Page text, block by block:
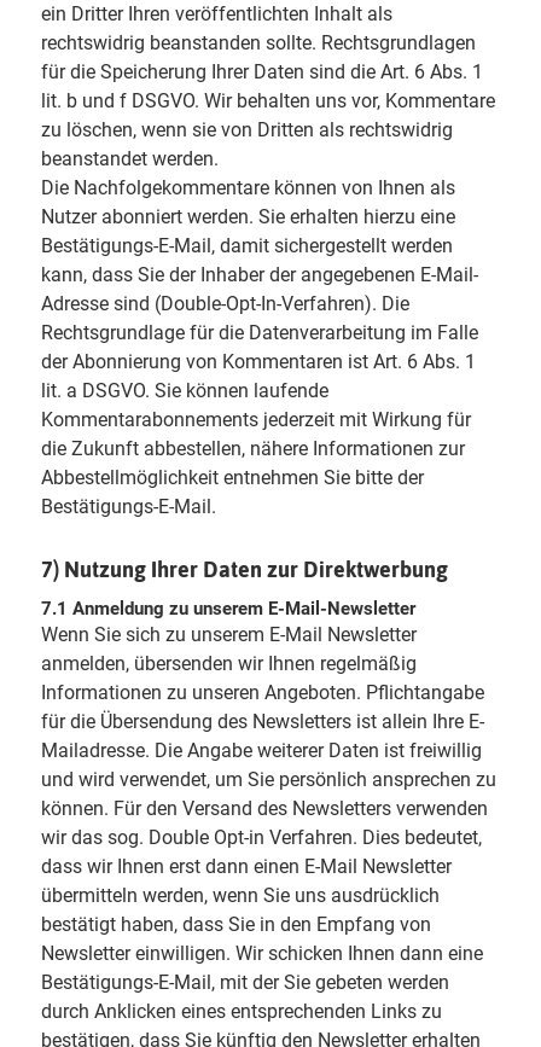
ein Dritter Ihren veröffentlichten Inhalt als
rechtswidrig beanstanden sollte. Rechtsgrundlagen
für die Speicherung Ihrer Daten sind die Art. 6 Abs. 1
lit. b und f DSGVO. Wir behalten uns vor, Kommentare
zu löschen, wenn sie von Dritten als rechtswidrig
beanstandet werden.
Die Nachfolgekommentare können von Ihnen als
Nutzer abonniert werden. Sie erhalten hierzu eine
Bestätigungs-E-Mail, damit sichergestellt werden
kann, dass Sie der Inhaber der angegebenen E-Mail-
Adresse sind (Double-Opt-In-Verfahren). Die
Rechtsgrundlage für die Datenverarbeitung im Falle
der Abonnierung von Kommentaren ist Art. 6 Abs. 1
lit. a DSGVO. Sie können laufende
Kommentarabonnements jederzeit mit Wirkung für
die Zukunft abbestellen, nähere Informationen zur
Abbestellmöglichkeit entnehmen Sie bitte der
Bestätigungs-E-Mail.
7) Nutzung Ihrer Daten zur Direktwerbung
7.1 Anmeldung zu unserem E-Mail-Newsletter
Wenn Sie sich zu unserem E-Mail Newsletter
anmelden, übersenden wir Ihnen regelmäßig
Informationen zu unseren Angeboten. Pflichtangabe
für die Übersendung des Newsletters ist allein Ihre E-
Mailadresse. Die Angabe weiterer Daten ist freiwillig
und wird verwendet, um Sie persönlich ansprechen zu
können. Für den Versand des Newsletters verwenden
wir das sog. Double Opt-in Verfahren. Dies bedeutet,
dass wir Ihnen erst dann einen E-Mail Newsletter
übermitteln werden, wenn Sie uns ausdrücklich
bestätigt haben, dass Sie in den Empfang von
Newsletter einwilligen. Wir schicken Ihnen dann eine
Bestätigungs-E-Mail, mit der Sie gebeten werden
durch Anklicken eines entsprechenden Links zu
bestätigen, dass Sie künftig den Newsletter erhalten